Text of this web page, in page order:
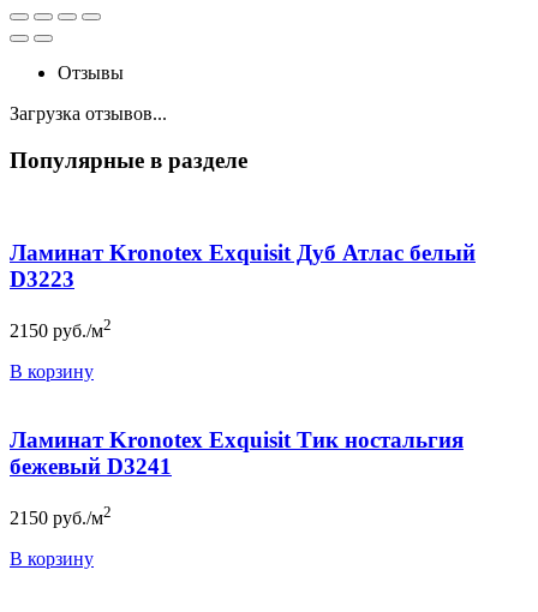
Отзывы
Загрузка отзывов...
Популярные в разделе
Ламинат Kronotex Exquisit Дуб Атлас белый
D3223
2150 руб./м2
В корзину
Ламинат Kronotex Exquisit Тик ностальгия
бежевый D3241
2150 руб./м2
В корзину